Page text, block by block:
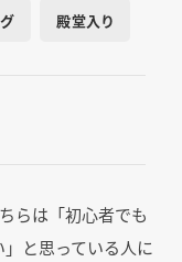
殿堂入り
らは「初心者でも
と思っている人に